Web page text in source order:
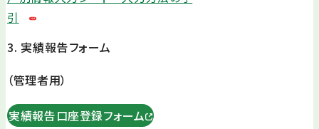
引
3. 実績報告フォーム
（管理者用）
実績報告口座登録フォーム